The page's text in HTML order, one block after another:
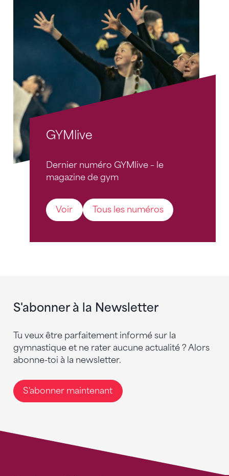
GYMlive
Dernier numéro GYMlive – le
magazine de gym
Voir Tous les numéros
S'abonner à la Newsletter
Tu veux être parfaitement informé sur la
gymnastique et ne rater aucune actualité ? Alors
abonne-toi à la newsletter.
S'abonner maintenant